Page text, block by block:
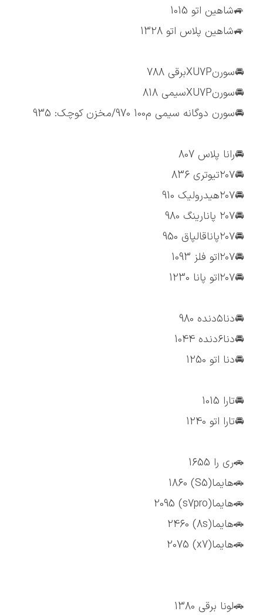
🚙شاهین اتو 1015
🚙شاهین پلاس اتو 1328
🚘سورنXU7Pبرقی 788
🚘سورنXU7Pسیمی 818
🚘سورن دوگانه سیمی م100 970/مخزن کوچک: 935
🚘رانا پلاس 807
🚘۲۰۷تیوتری 836
🚘۲۰۷هیدرولیک 910
🚘۲۰۷ پانارینگ 980
🚘۲۰۷پاناقالپاق 950
🚘۲۰۷اتو فلز 1093
🚘۲۰۷اتو پانا 1230
🚘دنا۵دنده 980
🚘دنا۶دنده 1044
🚘دنا اتو 1250
🚘تارا 1015
🚘تارا اتو 1240
🚗ری را 1655
🚗هایما(S5) 1860
🚗هایما(s7pro) 2095
🚗هایما(8s) 2460
🚗هایما(x7) 2075
🚗لونا برقی 1380